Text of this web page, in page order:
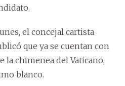
el concejal cartista
que ya se cuentan con
la chimenea del Vaticano,
blanco.